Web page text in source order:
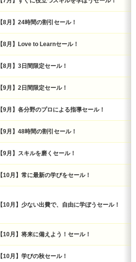
【8月】24時間の割引セール！
【8月】Love to Learnセール！
【8月】3日間限定セール！
【9月】2日間限定セール！
【9月】各分野のプロによる指導セール！
【9月】48時間の割引セール！
【9月】スキルを磨くセール！
【10月】常に最新の学びをセール！
【10月】少ない出費で、自由に学ぼうセール！
【10月】将来に備えよう！セール！
【10月】学びの秋セール！